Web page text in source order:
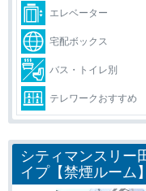
エレベーター
宅配ボックス
バス・トイレ別
テレワークおすすめ
シティマンスリ
イプ【禁煙ルーム】